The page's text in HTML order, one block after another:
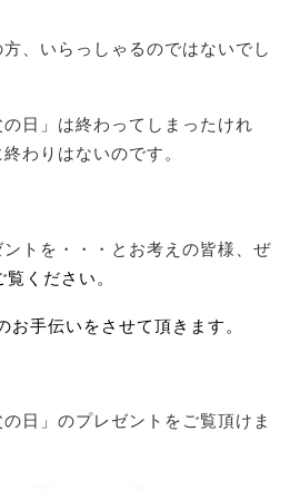
、いらっしゃるのではないでし
日」は終わってしまったけれ
わりはないのです。
トを・・・とお考えの皆様、ぜ
覧ください。
お手伝いをさせて頂きます。
日」のプレゼントをご覧頂けま